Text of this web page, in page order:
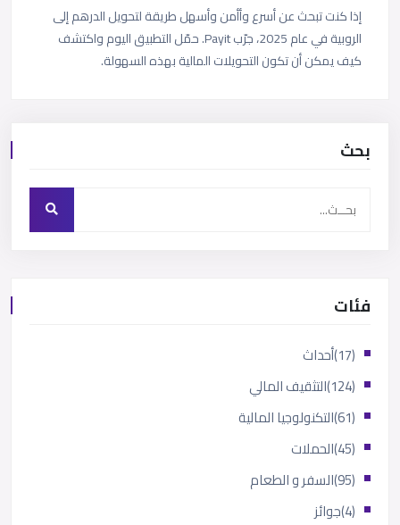
إذا كنت تبحث عن أسرع وأأمن وأسهل طريقة لتحويل الدرهم إلى
الروبية في عام 2025، جرّب Payit. حمّل التطبيق اليوم واكتشف
كيف يمكن أن تكون التحويلات المالية بهذه السهولة.
بحث
فئات
أحداث
(17)
التثقيف المالي
(124)
التكنولوجيا المالية
(61)
الحملات
(45)
السفر و الطعام
(95)
جوائز (4)